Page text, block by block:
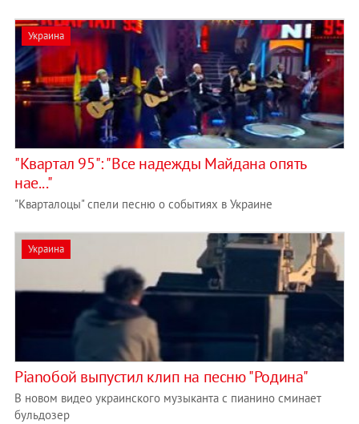
Украина
"Квартал 95": "Все надежды Майдана опять
нае..."
"Кварталоцы" спели песню о событиях в Украине
Украина
Pianoбой выпустил клип на песню "Родина"
В новом видео украинского музыканта с пианино сминает
бульдозер